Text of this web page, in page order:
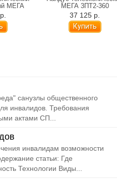
МЕГА
МЕГА 3ПТ2-360
перфорация
37 125 р.
санузлы общественного
инвалидов. Требования
актами СП...
инвалидам возможности
статьи: Где
Технологии Виды...